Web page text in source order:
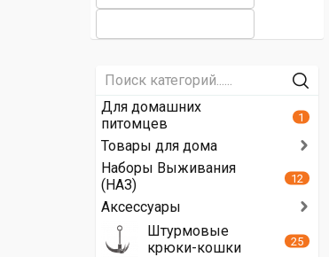
Для домашних
питомцев
1
Товары для дома
Наборы Выживания
(НАЗ)
12
Аксессуары
Штурмовые
крюки-кошки
25